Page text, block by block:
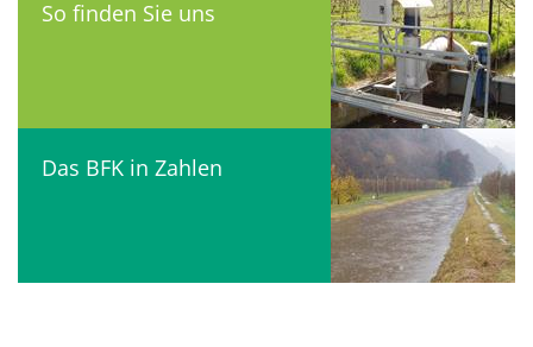
So finden Sie uns
Das BFK in Zahlen